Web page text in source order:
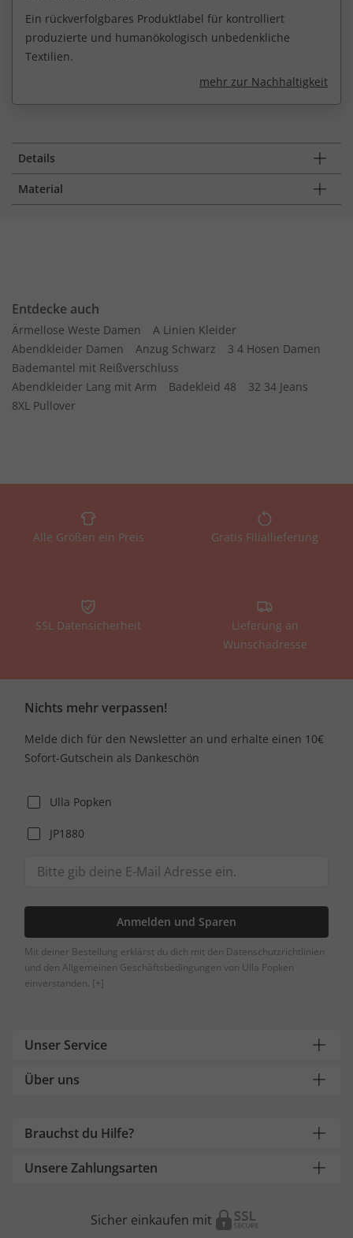
Ein rückverfolgbares Produktlabel für kontrolliert
produzierte und humanökologisch unbedenkliche
Textilien.
mehr zur Nachhaltigkeit
Details
Material
Entdecke auch
Ärmellose Weste Damen
A Linien Kleider
Abendkleider Damen
Anzug Schwarz
3 4 Hosen Damen
Bademantel mit Reißverschluss
Abendkleider Lang mit Arm
Badekleid 48
32 34 Jeans
8XL Pullover
Alle Größen ein Preis Gratis Filiallieferung
SSL Datensicherheit
Lieferung an
Wunschadresse
Nichts mehr verpassen!
Melde dich für den Newsletter an und erhalte einen 10€
Sofort-Gutschein als Dankeschön
Ulla Popken
JP1880
Anmelden und Sparen
Mit deiner Bestellung erklärst du dich mit den Datenschutzrichtlinien
und den Allgemeinen Geschäftsbedingungen von Ulla Popken
einverstanden. [+]
Unser Service
Über uns
Brauchst du Hilfe?
Unsere Zahlungsarten
Sicher einkaufen mit